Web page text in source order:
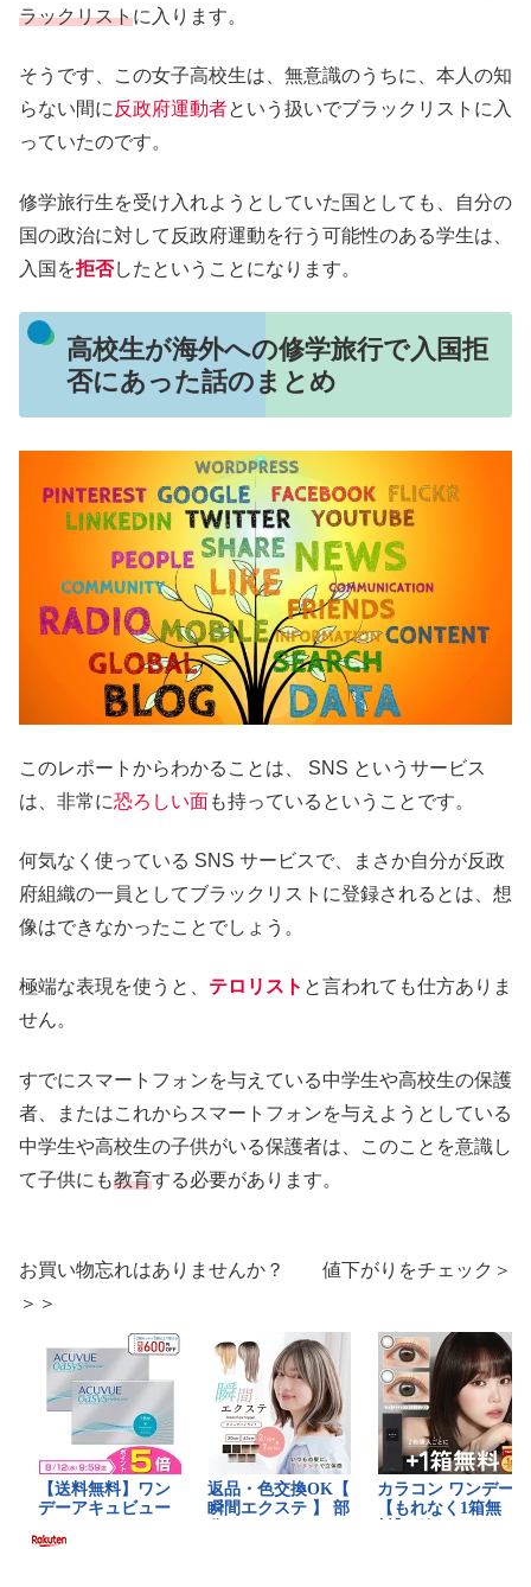
ラックリストに入ります。
そうです、この女子高校生は、無意識のうちに、本人の知
らない間に 反政府運動者という扱いでブラックリストに入
っていたのです。
修学旅行生を受け入れようとしていた国としても、自分の
国の政治に対して反政府運動を行う可能性のある学生は、
入国を拒否したということになります。
高校生が海外への修学旅行で入国拒
否にあった話のまとめ
このレポートからわかることは、 SNS というサービス
は、非常に恐ろしい面も持っているということです。
何気なく使っている SNS サービスで、まさか自分が反政
府組織の一員としてブラックリストに登録されるとは、想
像はできなかったことでしょう。
極端な表現を使うと、 テロリスト と言われても仕方ありま
せん。
すでにスマートフォンを与えている中学生や高校生の保護
者、またはこれからスマートフォンを与えようとしている
中学生や高校生の子供がいる保護者は、このことを意識し
て子供にも教育する必要があります。
お買い物忘れはありませんか？ 値下がりをチェック＞
＞＞